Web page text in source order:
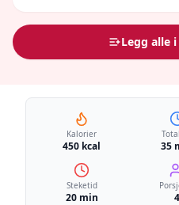
Legg alle
Kalorier
450 kcal 35
Steketid
20 min 4